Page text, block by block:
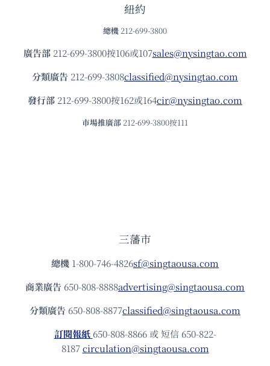
紐約
總機 212-699-3800
廣告部212-699-3800按106或107sales@nysingtao.com
分類廣告 212-699-3808classified@nysingtao.com
發⾏部 212-699-3800按162或164cir@nysingtao.com
市場推廣部 212-699-3800按111
三藩市
總機 1-800-746-4826sf@singtaousa.com
商業廣告 650-808-8888advertising@singtaousa.com
分類廣告 650-808-8877classified@singtaousa.com
訂閱報紙 650-808-8866 或 短信 650-822-
8187circulation@singtaousa.com